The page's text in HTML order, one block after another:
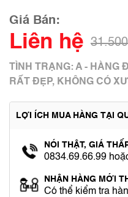
Giá Bán:
Liên hệ
TÌNH TRẠNG: A -
RẤT ĐẸP, KHÔNG CÓ
LỢI ÍCH MUA HÀNG TẠI
NÓI THẬT, GIÁ
0834.69.66.99
NHẬN HÀNG MỚI
Có thể kiểm tra